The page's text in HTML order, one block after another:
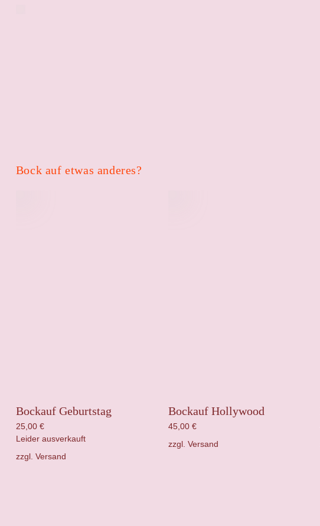
Bock auf etwas anderes?
Bockauf Geburtstag
25,00 €
Leider ausverkauft
zzgl. Versand
Bockauf Hollywood
45,00 €
zzgl. Versand